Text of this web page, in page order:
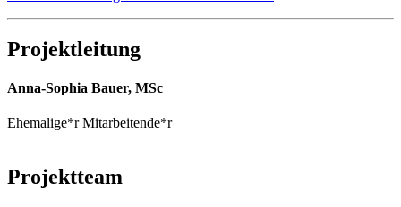
Projektleitung
Anna-Sophia Bauer, MSc
Ehemalige*r Mitarbeitende*r
Projektteam